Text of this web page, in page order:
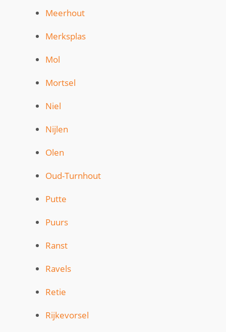
Meerhout
Merksplas
Mol
Mortsel
Niel
Nijlen
Olen
Oud-Turnhout
Putte
Puurs
Ranst
Ravels
Retie
Rijkevorsel